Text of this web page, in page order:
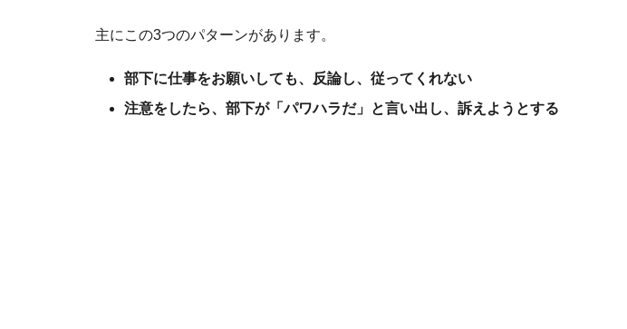
主にこの3つのパターンがあります。
部下に仕事をお願いしても、反論し、従ってくれない
注意をしたら、部下が「パワハラだ」と言い出し、訴えようとする